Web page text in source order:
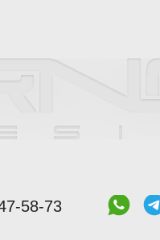
58-73